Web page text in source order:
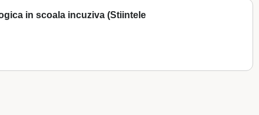
in scoala incuziva (Stiintele